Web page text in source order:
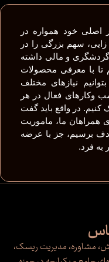
اصلی خود همواره در
زایی، سهم بزرگی را در
و مالی داشته
تا با معرفی محصولات
نیازهای مختلف
وکارهای فعال در هر
در واقع باید گفت
ما، ماموریت
برسیم، جز با عرضه
فرد.
مشاوره، مدیریت ریسک،